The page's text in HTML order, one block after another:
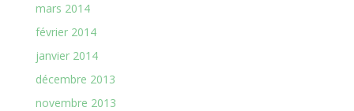
mars 2014
février 2014
janvier 2014
décembre 2013
novembre 2013